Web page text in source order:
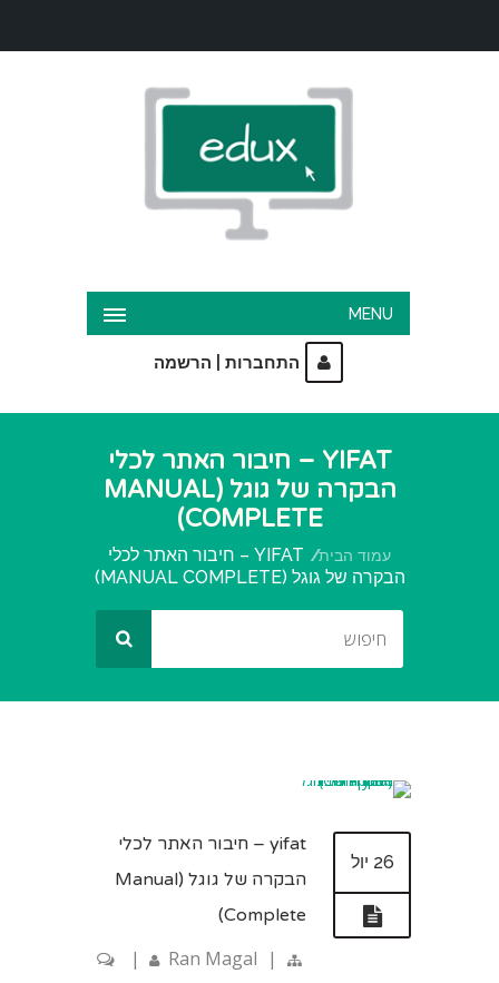
MENU
התחברות הרשמה
YIFAT – חיבור האתר לכלי
הבקרה של גוגל (MANUAL
COMPLETE)
עמוד הבית
YIFAT – חיבור האתר לכלי
הבקרה של גוגל (MANUAL COMPLETE)
26 יול
yifat – חיבור האתר לכלי
הבקרה של גוגל (Manual
Complete)
Ran Magal |
|